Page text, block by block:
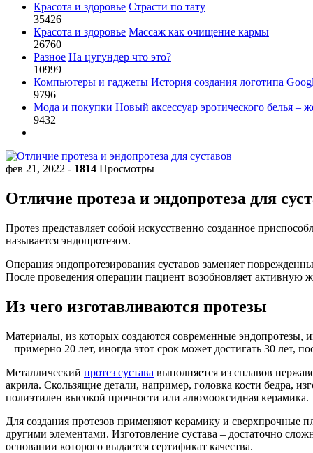
Красота и здоровье Страсти по тату
35426
Красота и здоровье Массаж как очищение кармы
26760
Разное На цугундер что это?
10999
Компьютеры и гаджеты История создания логотипа
9796
Мода и покупки Новый аксессуар эротического белья –
9432
фев 21, 2022 - 1814 Просмотры
Отличие протеза и эндопротеза для
Протез представляет собой искусственно созданное
называется эндопротезом.
Операция эндопротезирования суставов заменяет
После проведения операции пациент возобновляет активную
Из чего изготавливаются протезы
Материалы, из которых создаются современные
– примерно 20 лет, иногда этот срок может достигать 30 лет,
Металлический протез сустава выполняется из сплавов
акрила. Скользящие детали, например, головка кости бедра,
полиэтилен высокой прочности или алюмооксидная керамика.
Для создания протезов применяют керамику и сверхпрочные
другими элементами. Изготовление сустава – достаточно
основании которого выдается сертификат качества.